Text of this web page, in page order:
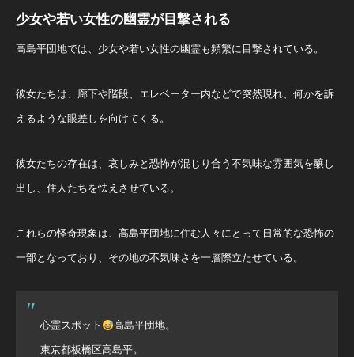
少女や若い女性の幽霊が目撃される
高島平団地では、少女や若い女性の幽霊も頻繁に目撃されている。
彼女たちは、廊下や階段、エレベーター内などで突然現れ、何かを訴
えるような眼差しを向けてくる。
彼女たちの存在は、哀しみと恐怖が混じり合う不気味な雰囲気を醸し
出し、住人たちを怯えさせている。
これらの怪奇現象は、高島平団地に住む人々にとって日常的な恐怖の
一部となっており、その地の不気味さを一層際立たせている。
心霊スポット 高島平団地。
東京都板橋区高島平。